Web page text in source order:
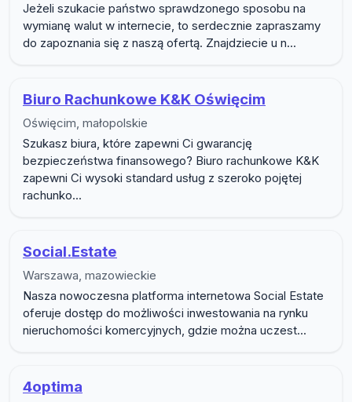
Jeżeli szukacie państwo sprawdzonego sposobu na
wymianę walut w internecie, to serdecznie zapraszamy
do zapoznania się z naszą ofertą. Znajdziecie u n...
Biuro Rachunkowe K&K Oświęcim
Oświęcim, małopolskie
Szukasz biura, które zapewni Ci gwarancję
bezpieczeństwa finansowego? Biuro rachunkowe K&K
zapewni Ci wysoki standard usług z szeroko pojętej
rachunko...
Social.Estate
Warszawa, mazowieckie
Nasza nowoczesna platforma internetowa Social Estate
oferuje dostęp do możliwości inwestowania na rynku
nieruchomości komercyjnych, gdzie można uczest...
4optima